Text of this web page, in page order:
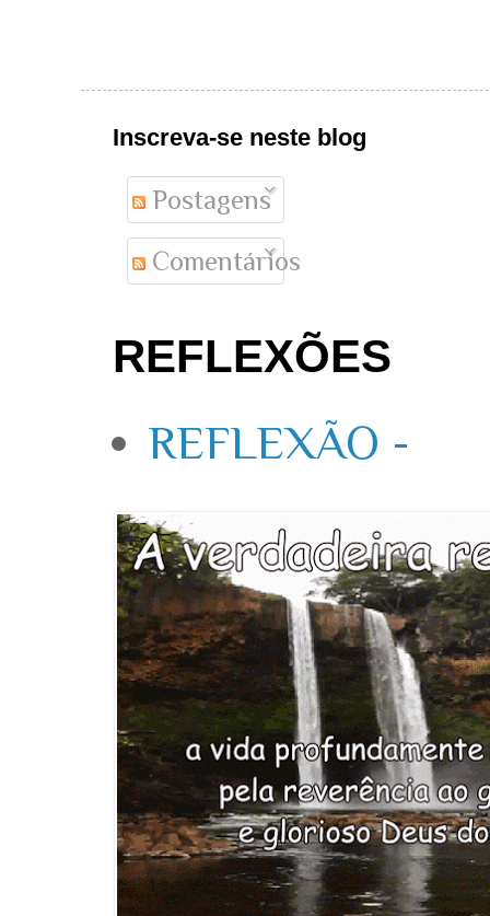
Inscreva-se neste blog
Postagens
Comentários
REFLEXÕES
REFLEXÃO -